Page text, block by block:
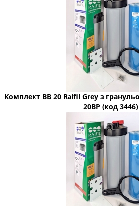
Комплект BB 20 Raifil Grey з
20BP (код 3446)